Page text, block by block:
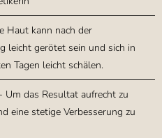
Haut kann nach der
leicht gerötet sein und sich in
Tagen leicht schälen.
Um das Resultat aufrecht zu
eine stetige Verbesserung zu